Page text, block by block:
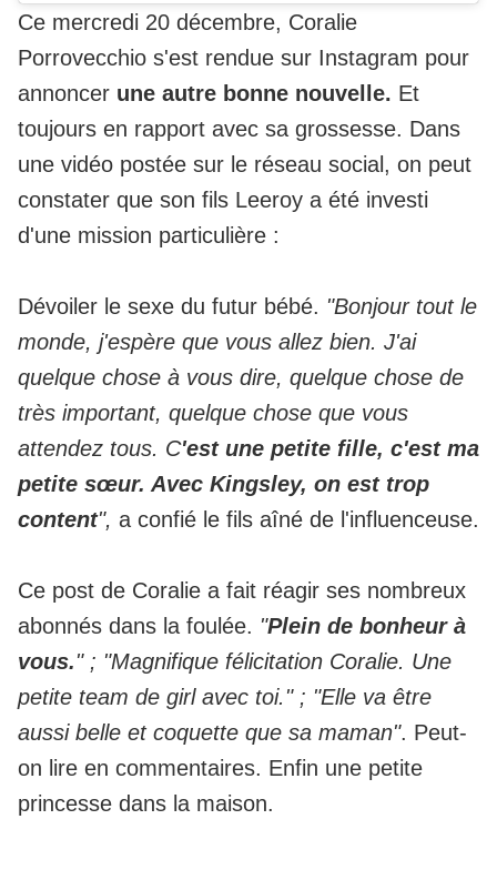
Ce mercredi 20 décembre, Coralie
Porrovecchio s'est rendue sur Instagram pour
annoncer une autre bonne nouvelle. Et
toujours en rapport avec sa grossesse. Dans
une vidéo postée sur le réseau social, on peut
constater que son fils Leeroy a été investi
d'une mission particulière :
Dévoiler le sexe du futur bébé. "Bonjour tout le
monde, j'espère que vous allez bien. J'ai
quelque chose à vous dire, quelque chose de
très important, quelque chose que vous
attendez tous. C'est une petite fille, c'est ma
petite sœur. Avec Kingsley, on est trop
content", a confié le fils aîné de l'influenceuse.
Ce post de Coralie a fait réagir ses nombreux
abonnés dans la foulée. "Plein de bonheur à
vous." ; "Magnifique félicitation Coralie. Une
petite team de girl avec toi." ; "Elle va être
aussi belle et coquette que sa maman". Peut-
on lire en commentaires. Enfin une petite
princesse dans la maison.